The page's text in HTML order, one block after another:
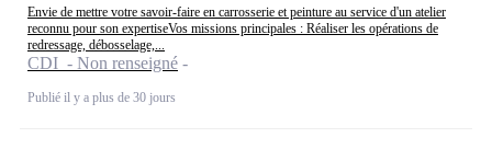
Envie de mettre votre savoir-faire en carrosserie et peinture au service d'un atelier
reconnu pour son expertiseVos missions principales : Réaliser les opérations de
redressage, débosselage,...
CDI - Non renseigné
Publié il y a plus de 30 jours